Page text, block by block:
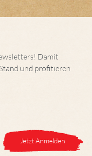
Damit
und profitieren
Jetzt Anmelden